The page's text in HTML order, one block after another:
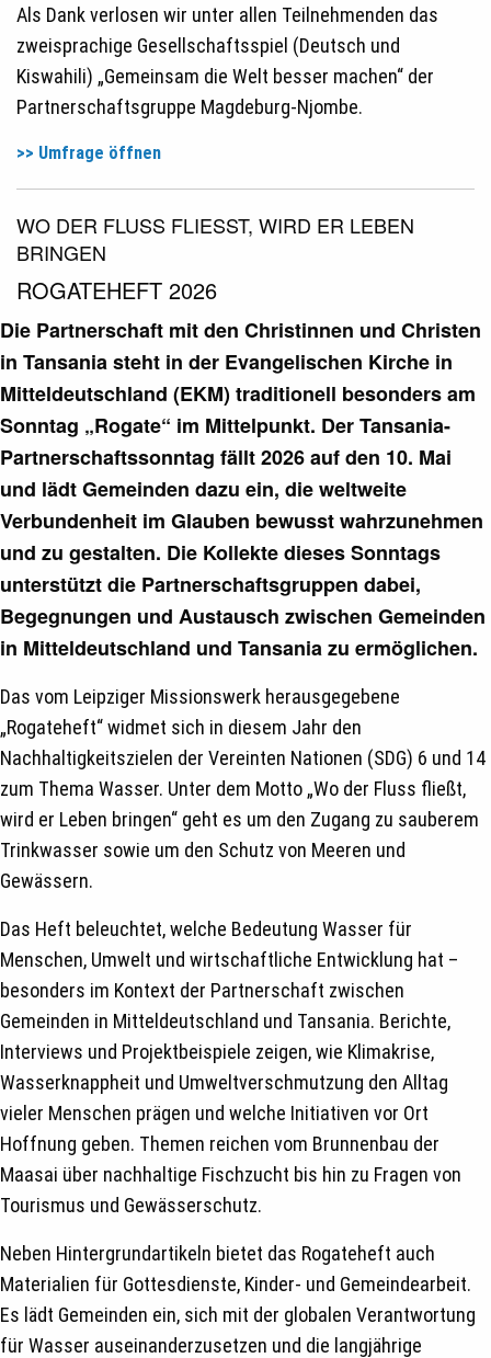
Als Dank verlosen wir unter allen Teilnehmenden das
zweisprachige Gesellschaftsspiel (Deutsch und
Kiswahili) „Gemeinsam die Welt besser machen“ der
Partnerschaftsgruppe Magdeburg-Njombe.
>> Umfrage öffnen
WO DER FLUSS FLIESST, WIRD ER LEBEN B
RINGEN
ROGATEHEFT 2026
Die Partnerschaft mit den Christinnen und Christen
in Tansania steht in der Evangelischen Kirche in
Mitteldeutschland (EKM) traditionell besonders am
Sonntag „Rogate“ im Mittelpunkt. Der Tansania-
Partnerschaftssonntag fällt 2026 auf den 10. Mai
und lädt Gemeinden dazu ein, die weltweite
Verbundenheit im Glauben bewusst wahrzunehmen
und zu gestalten. Die Kollekte dieses Sonntags
unterstützt die Partnerschaftsgruppen dabei,
Begegnungen und Austausch zwischen Gemeinden
in Mitteldeutschland und Tansania zu ermöglichen.
Das vom Leipziger Missionswerk herausgegebene
„Rogateheft“ widmet sich in diesem Jahr den
Nachhaltigkeitszielen der Vereinten Nationen (SDG) 6 und 14
zum Thema Wasser. Unter dem Motto „Wo der Fluss fließt,
wird er Leben bringen“ geht es um den Zugang zu sauberem
Trinkwasser sowie um den Schutz von Meeren und
Gewässern.
Das Heft beleuchtet, welche Bedeutung Wasser für
Menschen, Umwelt und wirtschaftliche Entwicklung hat –
besonders im Kontext der Partnerschaft zwischen
Gemeinden in Mitteldeutschland und Tansania. Berichte,
Interviews und Projektbeispiele zeigen, wie Klimakrise,
Wasserknappheit und Umweltverschmutzung den Alltag
vieler Menschen prägen und welche Initiativen vor Ort
Hoffnung geben. Themen reichen vom Brunnenbau der
Maasai über nachhaltige Fischzucht bis hin zu Fragen von
Tourismus und Gewässerschutz.
Neben Hintergrundartikeln bietet das Rogateheft auch
Materialien für Gottesdienste, Kinder- und Gemeindearbeit.
Es lädt Gemeinden ein, sich mit der globalen Verantwortung
für Wasser auseinanderzusetzen und die langjährige